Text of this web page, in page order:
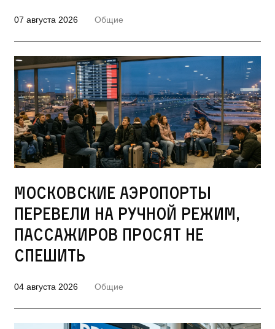
07 августа 2026 Общие
Московские аэропорты
перевели на ручной режим,
пассажиров просят не
спешить
04 августа 2026 Общие